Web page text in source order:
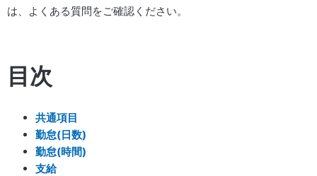
は、よくある質問をご確認ください。
目次
共通項目
勤怠(日数)
勤怠(時間)
支給